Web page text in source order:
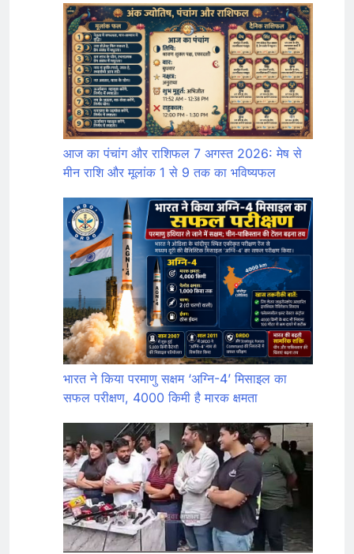
आज का पंचांग और राशिफल 7 अगस्त 2026: मेष से
मीन राशि और मूलांक 1 से 9 तक का भविष्यफल
भारत ने किया परमाणु सक्षम ‘अग्नि-4’ मिसाइल का
सफल परीक्षण, 4000 किमी है मारक क्षमता